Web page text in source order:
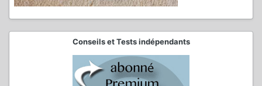
Conseils et Tests indépendants